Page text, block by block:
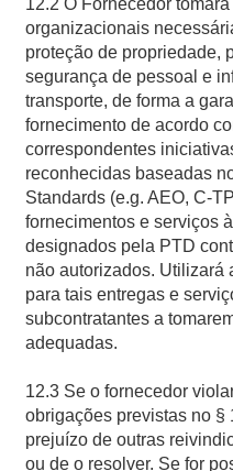
12.2 O Fornecedor
organizacionais
proteção de propriedade,
segurança de pessoal e
transporte, de forma a
fornecimento de acordo
correspondentes
reconhecidas baseadas
Standards (e.g. AEO, C-
fornecimentos e serviços
designados pela PTD
não autorizados. Utilizará
para tais entregas e
subcontratantes a
adequadas.
12.3 Se o fornecedor
obrigações previstas no §
prejuízo de outras
ou de o resolver. Se for